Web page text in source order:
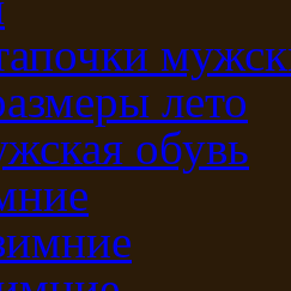
лето
обувь